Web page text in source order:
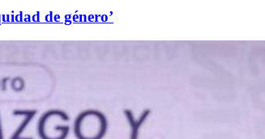
de género’